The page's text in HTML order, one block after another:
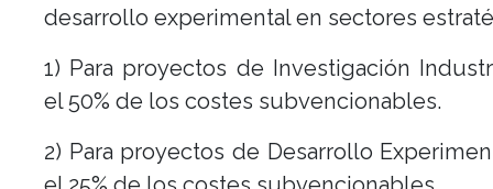
desarrollo experimental en sectores
1) Para proyectos de Investigación
el 50% de los costes subvencionables.
2) Para proyectos de Desarrollo